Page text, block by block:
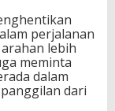
perjalanan
lebih
meminta
dalam
dari